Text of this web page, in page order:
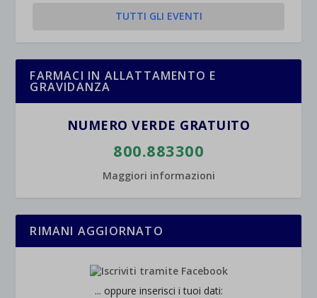
TUTTI GLI EVENTI
FARMACI IN ALLATTAMENTO E
GRAVIDANZA
NUMERO VERDE GRATUITO
800.883300
Maggiori informazioni
RIMANI AGGIORNATO
... oppure inserisci i tuoi dati: